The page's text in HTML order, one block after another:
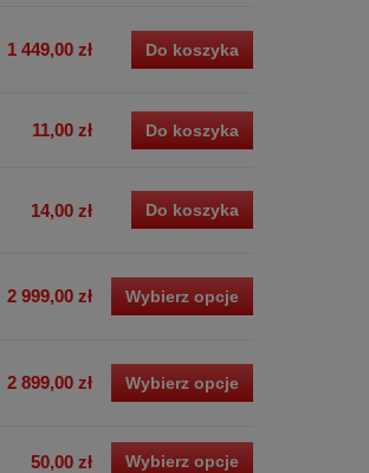
1 449,00 zł Do koszyka
11,00 zł Do koszyka
14,00 zł Do koszyka
2 999,00 zł Wybierz opcje
2 899,00 zł Wybierz opcje
50,00 zł Wybierz opcje